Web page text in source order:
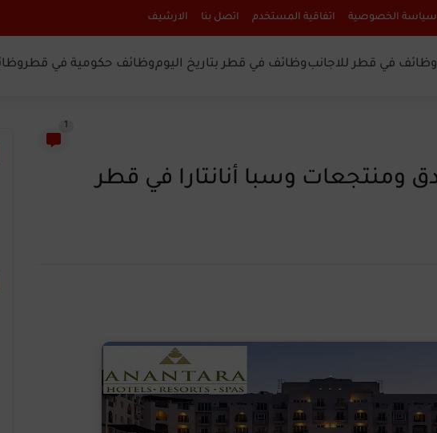
سياسة الخصوصية اتفاقية المستخدم اتصل بنا الارشيف
وظائف في قطر للاجانبوظائف في قطر بتاريخ اليوموظائف حكومية في قطر
1